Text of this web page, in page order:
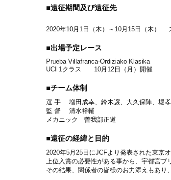
■遠征期間及び遠征先
2020年10月 1 日（木）～ 10月 15 日（木）
■出場予定レース
Prueba Villafranca-Ordiziako Klasika
UCI 1クラス 10月 12 日（月）開催
■チーム体制
選 手 増田成幸、鈴木譲、大久保陣、堀孝
監 督 清水裕輔
メカニック 曽我部正道
■遠征の経緯と目的
2020年5月25 日にJCFより発表された東京
上位入賞の必要性がある事から、宇都宮ブ
その結果、関係者の皆様のお力添えもあり